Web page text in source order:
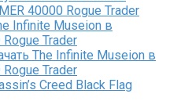
40000 Rogue Trader
Infinite Museion в
Trader
The Infinite Museion в
Trader
Creed Black Flag